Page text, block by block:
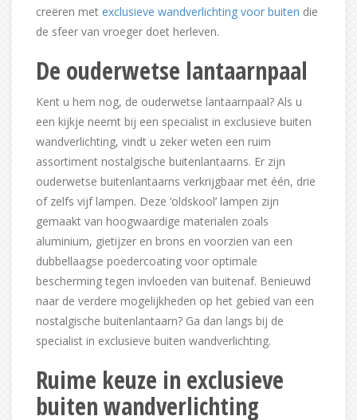
creëren met exclusieve wandverlichting voor buiten die
de sfeer van vroeger doet herleven.
De ouderwetse lantaarnpaal
Kent u hem nog, de ouderwetse lantaarnpaal? Als u
een kijkje neemt bij een specialist in exclusieve buiten
wandverlichting, vindt u zeker weten een ruim
assortiment nostalgische buitenlantaarns. Er zijn
ouderwetse buitenlantaarns verkrijgbaar met één, drie
of zelfs vijf lampen. Deze ‘oldskool’ lampen zijn
gemaakt van hoogwaardige materialen zoals
aluminium, gietijzer en brons en voorzien van een
dubbellaagse poedercoating voor optimale
bescherming tegen invloeden van buitenaf. Benieuwd
naar de verdere mogelijkheden op het gebied van een
nostalgische buitenlantaarn? Ga dan langs bij de
specialist in exclusieve buiten wandverlichting.
Ruime keuze in exclusieve
buiten wandverlichting